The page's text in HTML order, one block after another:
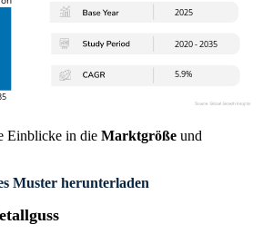
Einblicke in die Marktgröße und
Muster herunterladen